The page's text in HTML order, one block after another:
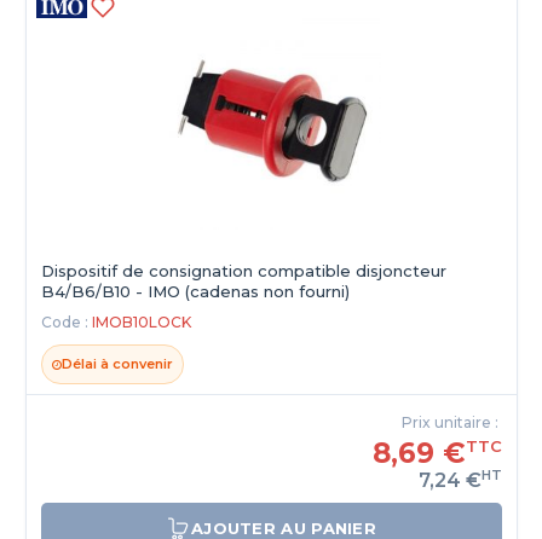
Dispositif de consignation compatible disjoncteur
B4/B6/B10 - IMO (cadenas non fourni)
Code : IMOB10LOCK
Délai à convenir
Prix unitaire :
8,69 €TTC
7,24 €HT
AJOUTER AU PANIER